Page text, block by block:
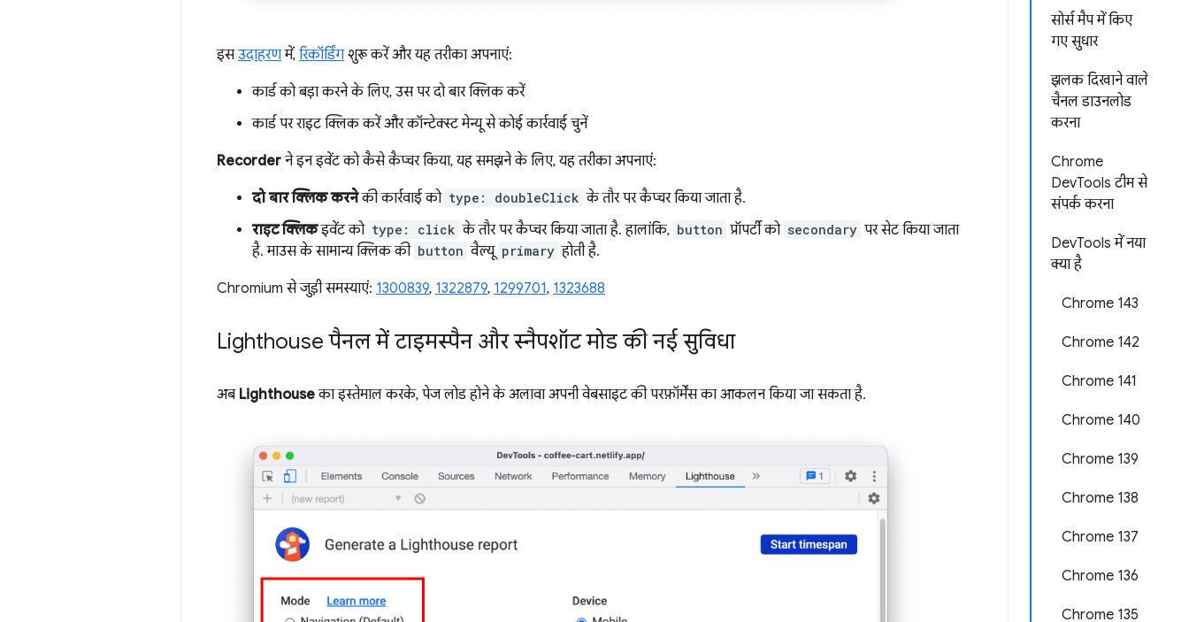
सोर्स मैप में किए
गए सुधार
झलक दिखाने वाले
चैनल डाउनलोड
करना
Chrome
DevTools टीम से
संपर्क करना
DevTools में नया
क्या है
Chrome 143
Chrome 142
Chrome 141
Chrome 140
Chrome 139
Chrome 138
Chrome 137
Chrome 136
Chrome 135
इसउदाहरणमें, रिकॉर्डिंगशुरू करें और यह तरीका अपनाएं:
कार्ड को बड़ा करने के लिए, उस पर दो बार क्लिक करें
कार्ड पर राइट क्लिक करें और कॉन्टेक्स्ट मेन्यू से कोई कार्रवाई चुनें
Recorder ने इन इवेंट को कैसे कैप्चर किया, यह समझने के लिए, यह तरीका अपनाएं:
दो बार क्लिक करनेकी कार्रवाई को type: doubleClick के तौर पर कैप्चर किया जाता है.
राइट क्लिकइवेंट को type: click के तौर पर कैप्चर किया जाता है. हालांकि, button प्रॉपर्टी को secondary पर सेट किया जाता
है. माउस के सामान्य क्लिक की button वैल्यू primary होती है.
Chromium से जुड़ी समस्याएं: 1300839, 1322879, 1299701, 1323688
Lighthouse पैनल में टाइमस्पैन और स्नैपशॉट मोड की नई सुविधा
अब Lighthouseका इस्तेमाल करके, पेज लोड होने के अलावा अपनी वेबसाइट की परफ़ॉर्मेंस का आकलन किया जा सकता है.